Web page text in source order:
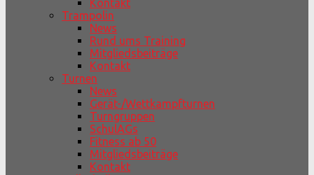
Kontakt
Trampolin
News
Rund ums Training
Mitgliedsbeiträge
Kontakt
Turnen
News
Gerät-/Wettkampfturnen
Turngruppen
SchulAGs
Fitness ab 50
Mitgliedsbeiträge
Kontakt